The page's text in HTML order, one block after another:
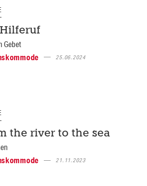
Gebet
25.06.2024
the river to the sea
21.11.2023